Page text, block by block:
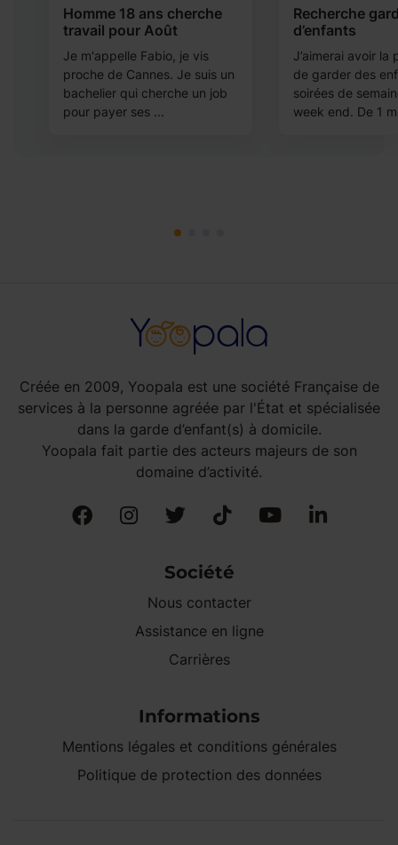
Homme 18 ans cherche
travail pour Août
Je m'appelle Fabio, je vis
proche de Cannes. Je suis un
bachelier qui cherche un job
pour payer ses ...
Recherche
d’enfants
J’aimerai avoir la
de garder des
soirées de
week end. De 1
Créée en 2009, Yoopala est une société Française de
services à la personne agréée par l'État et spécialisée
dans la garde d’enfant(s) à domicile.
Yoopala fait partie des acteurs majeurs de son
domaine d’activité.
Société
Nous contacter
Assistance en ligne
Carrières
Informations
Mentions légales et conditions générales
Politique de protection des données